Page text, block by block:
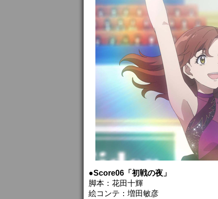
●Score06「初戦の夜」
脚本：花田十輝
絵コンテ：増田敏彦